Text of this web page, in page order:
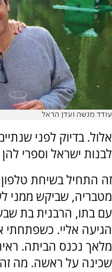
עודד מנשה ועדן הראל
אלול. בדיוק לפני
לבנות ישראל וספרי
זה התחיל בשיחת
מטבריה, שביקש ממני
עם בתו, הרבנית בת
הגיעה אליי.
מלאך נכנס הביתה.
שכינה על ראשה. מה זה